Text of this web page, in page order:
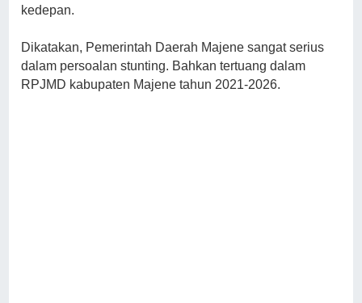
kedepan.
Dikatakan, Pemerintah Daerah Majene sangat serius
dalam persoalan stunting. Bahkan tertuang dalam
RPJMD kabupaten Majene tahun 2021-2026.